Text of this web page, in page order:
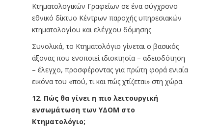
Κτηματολογικών Γραφείων σε ένα σύγχρονο
εθνικό δίκτυο Κέντρων παροχής υπηρεσιακών
κτηματολογίου και ελέγχου δόμησης
Συνολικά, το Κτηματολόγιο γίνεται ο βασικός
άξονας που ενοποιεί ιδιοκτησία – αδειοδότηση
– έλεγχο, προσφέροντας για πρώτη φορά ενιαία
εικόνα του «πού, τι και πώς χτίζεται» στη χώρα.
12. Πώς θα γίνει η πιο λειτουργική
ενσωμάτωση των ΥΔΟΜ στο
Κτηματολόγιο;